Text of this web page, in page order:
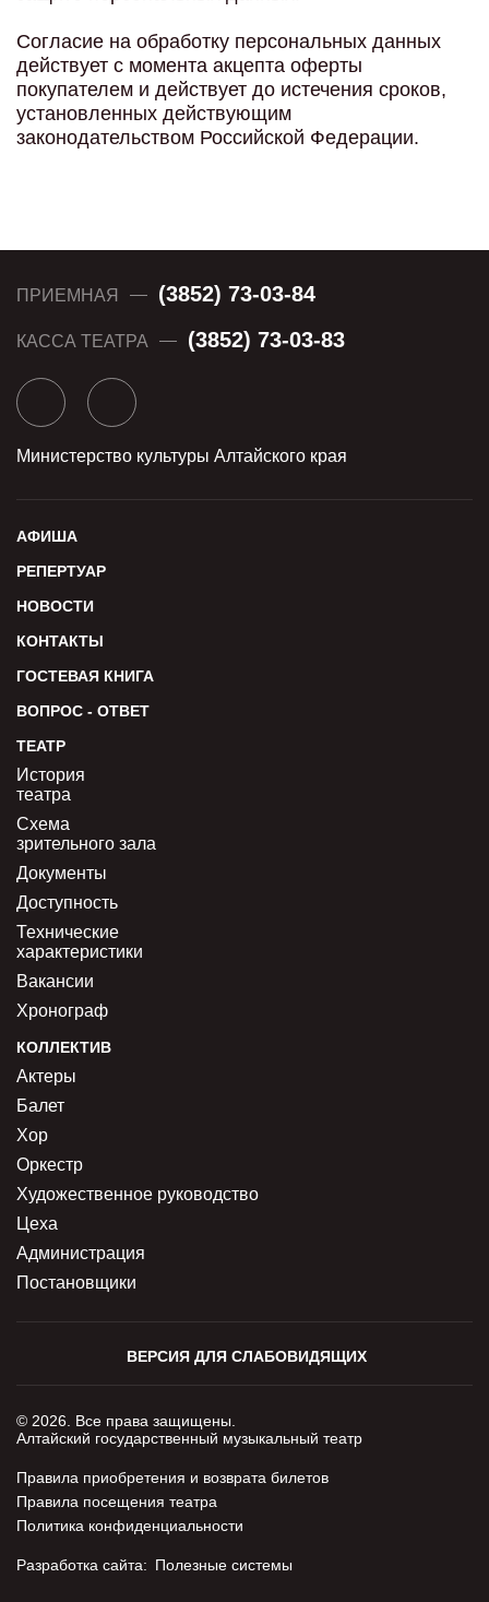
Согласие на обработку персональных данных
действует с момента акцепта оферты
покупателем и действует до истечения сроков,
установленных действующим
законодательством Российской Федерации.
ПРИЕМНАЯ (3852) 73-03-84
КАССА ТЕАТРА (3852) 73-03-83
Министерство культуры Алтайского края
АФИША
РЕПЕРТУАР
НОВОСТИ
КОНТАКТЫ
ГОСТЕВАЯ КНИГА
ВОПРОС - ОТВЕТ
ТЕАТР
История
театра
Схема
зрительного зала
Документы
Доступность
Технические
характеристики
Вакансии
Хронограф
КОЛЛЕКТИВ
Актеры
Балет
Хор
Оркестр
Художественное руководство
Цеха
Администрация
Постановщики
ВЕРСИЯ ДЛЯ СЛАБОВИДЯЩИХ
© 2026. Все права защищены.
Алтайский государственный музыкальный театр
Правила приобретения и возврата билетов
Правила посещения театра
Политика конфиденциальности
Разработка сайта: Полезные системы